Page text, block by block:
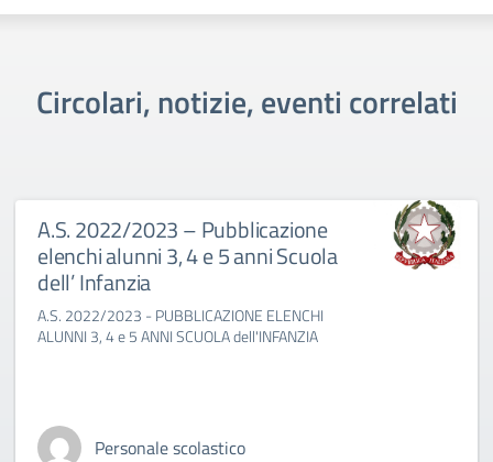
Circolari, notizie, eventi correlati
A.S. 2022/2023 – Pubblicazione
elenchi alunni 3, 4 e 5 anni Scuola
dell’ Infanzia
A.S. 2022/2023 - PUBBLICAZIONE ELENCHI
ALUNNI 3, 4 e 5 ANNI SCUOLA dell'INFANZIA
Personale scolastico